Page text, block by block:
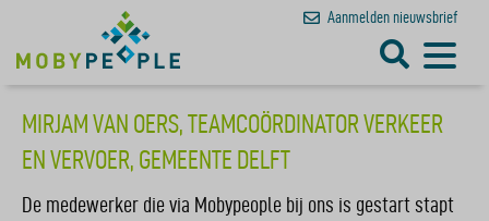
Aanmelden nieuwsbrief
MIRJAM VAN OERS, TEAMCOÖRDINATOR VERKEER
EN VERVOER, GEMEENTE DELFT
De medewerker die via Mobypeople bij ons is gestart stapt